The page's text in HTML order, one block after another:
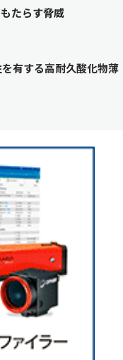
たらす脅威
有する高耐久酸化物薄